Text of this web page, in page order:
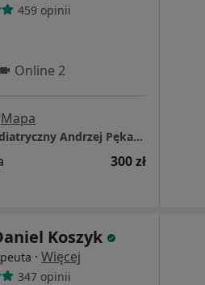
459 opinii
Online 2
Mapa
Specjalistyczny Gabinet Pediatryczny Andrzej Pękacki
300 zł
Koszyk
· Więcej
347 opinii